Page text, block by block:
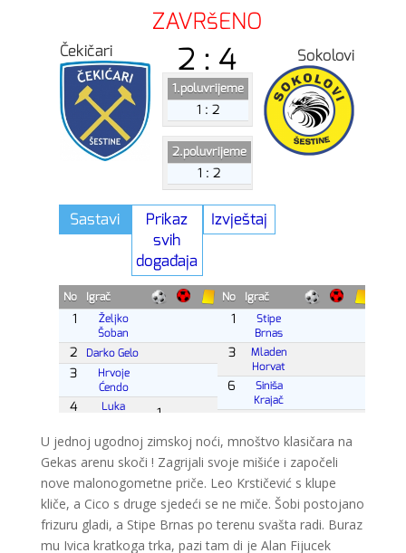
U jednoj ugodnoj zimskoj noći, mnoštvo klasičara na
Gekas arenu skoči ! Zagrijali svoje mišiće i započeli
nove malonogometne priče. Leo Krstičević s klupe
kliče, a Cico s druge sjedeći se ne miče. Šobi postojano
frizuru gladi, a Stipe Brnas po terenu svašta radi. Buraz
mu Ivica kratkoga trka, pazi tam di je Alan Fijucek